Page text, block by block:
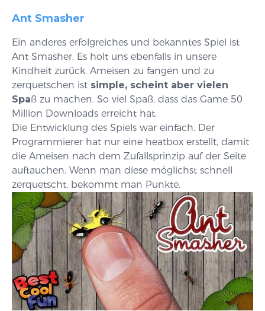
Ant Smasher
Ein anderes erfolgreiches und bekanntes Spiel ist
Ant Smasher. Es holt uns ebenfalls in unsere
Kindheit zurück. Ameisen zu fangen und zu
zerquetschen ist simple, scheint aber vielen
Spaß zu machen. So viel Spaß, dass das Game 50
Million Downloads erreicht hat.
Die Entwicklung des Spiels war einfach. Der
Programmierer hat nur eine heatbox erstellt, damit
die Ameisen nach dem Zufallsprinzip auf der Seite
auftauchen. Wenn man diese möglichst schnell
zerquetscht, bekommt man Punkte.